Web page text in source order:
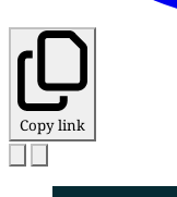
Copy link